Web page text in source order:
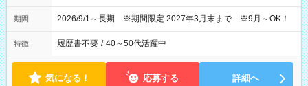
期間 2026/9/1～長期 ※期間限定:2027年3月末まで ※9月～OK！
特徴 履歴書不要 / 40～50代活躍中
気になる！ 応募する 詳細へ